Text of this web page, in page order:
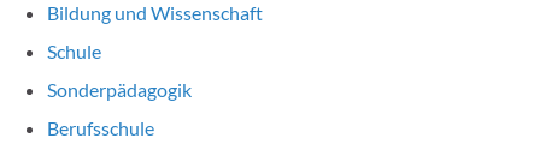
Bildung und Wissenschaft
Schule
Sonderpädagogik
Berufsschule